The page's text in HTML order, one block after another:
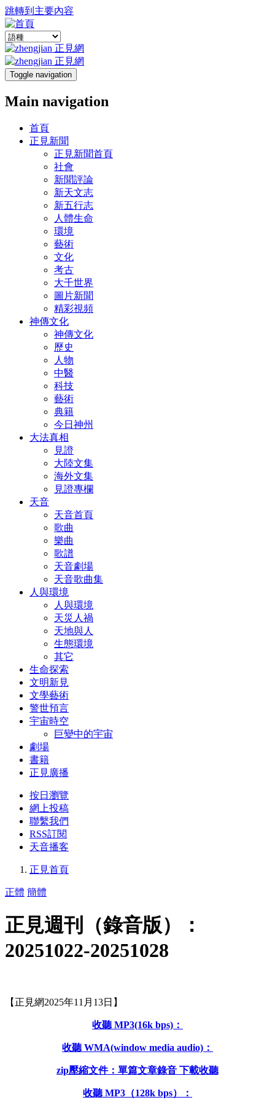
跳轉到主要內容
Toggle navigation
Main navigation
首頁
正見新聞
正見新聞首頁
社會
新聞評論
新天文志
新五行志
人體生命
環境
藝術
文化
考古
大千世界
圖片新聞
精彩視頻
神傳文化
神傳文化
歷史
人物
中醫
科技
藝術
典籍
今日神州
大法真相
見證
大陸文集
海外文集
見證專欄
天音
天音首頁
歌曲
樂曲
歌譜
天音劇場
天音歌曲集
人與環境
人與環境
天災人禍
天地與人
生態環境
其它
生命探索
文明新見
文學藝術
警世預言
宇宙時空
巨變中的宇宙
劇場
書籍
正見廣播
按日瀏覽
網上投稿
聯繫我們
RSS訂閱
天音播客
正見首頁
正體 簡體
正見週刊（錄音版）：
20251022-20251028
【正見網2025年11月13日】
收聽 MP3(16k bps)：
收聽 WMA(window media audio)：
zip壓縮文件：單篇文章錄音 下載收聽
收聽 MP3（128k bps）：